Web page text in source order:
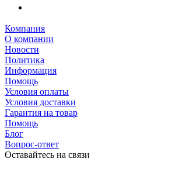
Компания
О компании
Новости
Политика
Информация
Помощь
Условия оплаты
Условия доставки
Гарантия на товар
Помощь
Блог
Вопрос-ответ
Оставайтесь на связи